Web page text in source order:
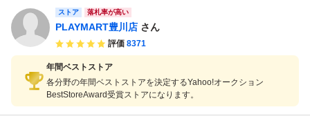
ストア 落札率が高い
PLAYMART豊川店 さん
評価 8371
年間ベストストア
各分野の年間ベストストアを決定するYahoo!オークション
BestStoreAward受賞ストアになります。